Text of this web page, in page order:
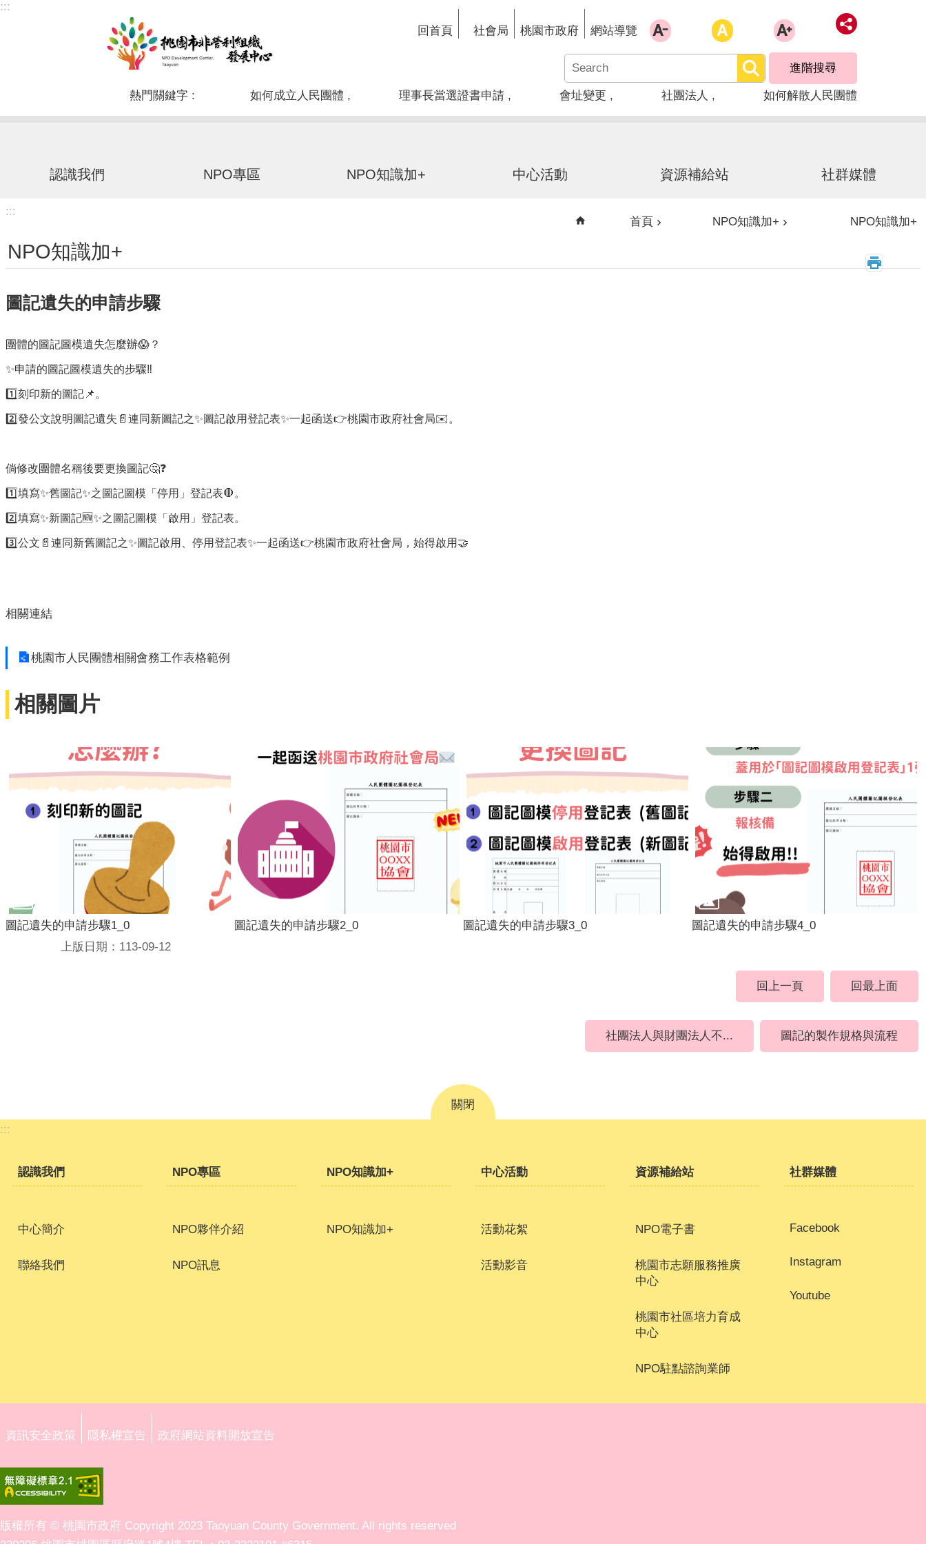
跳到主要內容區塊
:::
回首頁
社會局 桃園市政府 網站導覽
進階搜尋
熱門關鍵字 如何成立人民團體 理事長當選證書申請 會址變更 社團法人 如何解散人民團體
認識我們 NPO專區 NPO知識加+ 中心活動 資源補給站 社群媒體
:::
首頁 NPO知識加+ NPO知識加+
NPO知識加+
圖記遺失的申請步驟
團體的圖記圖模遺失怎麼辦😱？
✨申請的圖記圖模遺失的步驟‼️
1️⃣刻印新的圖記📌。
2️⃣發公文說明圖記遺失📄連同新圖記之✨圖記啟用登記表✨一起函送👉桃園市政府社會局✉️。
倘修改團體名稱後要更換圖記🤔❓
1️⃣填寫✨舊圖記✨之圖記圖模「停用」登記表🛑。
2️⃣填寫✨新圖記🆕✨之圖記圖模「啟用」登記表。
3️⃣公文📄連同新舊圖記之✨圖記啟用、停用登記表✨一起函送👉桃園市政府社會局，始得啟用🤝
相關連結
桃園市人民團體相關會務工作表格範例
相關圖片
圖記遺失的申請步驟1_0 圖記遺失的申請步驟2_0 圖記遺失的申請步驟3_0
圖記遺失的申請步驟4_0
上版日期：113-09-12
回上一頁 回最上面
社團法人與財團法人不... 圖記的製作規格與流程
關閉
:::
認識我們
中心簡介
聯絡我們
NPO專區
NPO夥伴介紹
NPO訊息
NPO知識加+
NPO知識加+
中心活動
活動花絮
活動影音
資源補給站
NPO電子書
桃園市志願服務推廣
中心
桃園市社區培力育成
中心
NPO駐點諮詢業師
社群媒體
Facebook
Instagram
Youtube
資訊安全政策 隱私權宣告 政府網站資料開放宣告
版權所有 © 桃園市政府 Copyright 2023 Taoyuan County Government. All rights reserved